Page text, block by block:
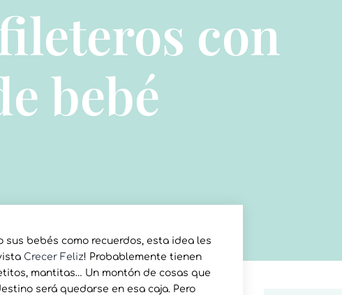
con
bebé
bebés como recuerdos, esta idea les
Crecer Feliz! Probablemente tienen
mantitas… Un montón de cosas que
será quedarse en esa caja. Pero